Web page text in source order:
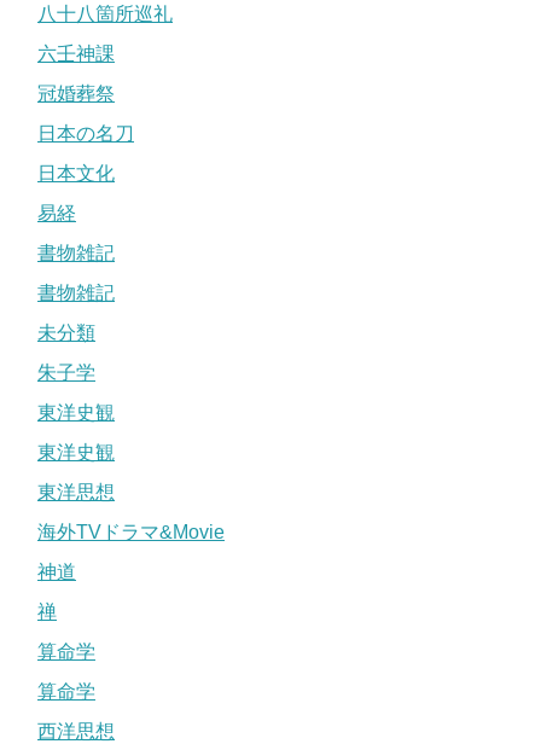
八十八箇所巡礼
六壬神課
冠婚葬祭
日本の名刀
日本文化
易経
書物雑記
書物雑記
未分類
朱子学
東洋史観
東洋史観
東洋思想
海外TVドラマ&Movie
神道
禅
算命学
算命学
西洋思想